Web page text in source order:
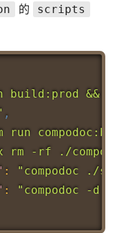
的 scripts
build:prod &&
,
run
rm -rf ./
:
"compodoc ./
:
"compodoc -d